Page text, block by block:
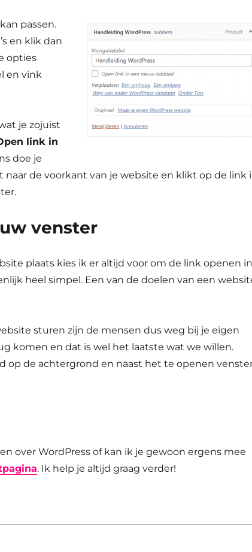
passen.
en klik dan
opties
en vink
je zojuist
link in
doe je
de voorkant van je website en klikt op de link
venster
plaats kies ik er altijd voor om de link openen in
heel simpel. Een van de doelen van een
sturen zijn de mensen dus weg bij je eigen
komen en dat is wel het laatste wat we willen.
op de achtergrond en naast het te openen
over WordPress of kan ik je gewoon ergens mee
. Ik help je altijd graag verder!